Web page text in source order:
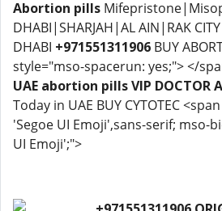
Abortion pills
DHABI|SHARJAH|AL AIN|RAK
DHABI +971551311906 BUY
style="mso-spacerun: yes;"> </
UAE abortion pills VIP DOCTOR
Today in UAE BUY CYTOTEC
'Segoe UI Emoji',sans-serif; mso-
UI Emoji';">